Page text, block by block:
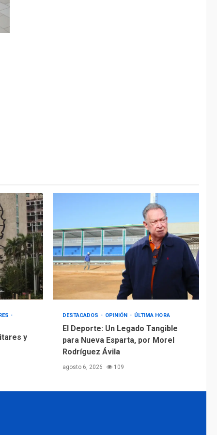
y
DESTACADOS OPINIÓN ÚLTIMA HORA
El Deporte: Un Legado Tangible
para Nueva Esparta, por Morel
Rodríguez Ávila
agosto 6, 2026 109